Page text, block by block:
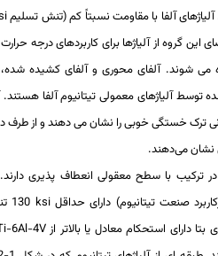
آلفا با مقاومت نسبتاً کم (تنش تسلیمksi
≥
از آلیاژها برای کاربردهای درجه حرارت بالا
می شوند. آلفای محوری و آلفای کشیده شده، دو
آلیاژهای معمولی تیتانیوم آلفا هستند. آنها
خستگی خوبی را نشان می دهند و از طرف دیگر
می‌دهند.
ترکیب با سطح معقولی انعطاف پذیری دارند. به
صنعت تیتانیوم) دارای حداقلksi
130 تنش
Ti-6Al-4Vبا